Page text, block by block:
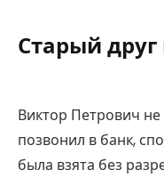
Старый
Виктор Петрович
позвонил в банк,
была взята без